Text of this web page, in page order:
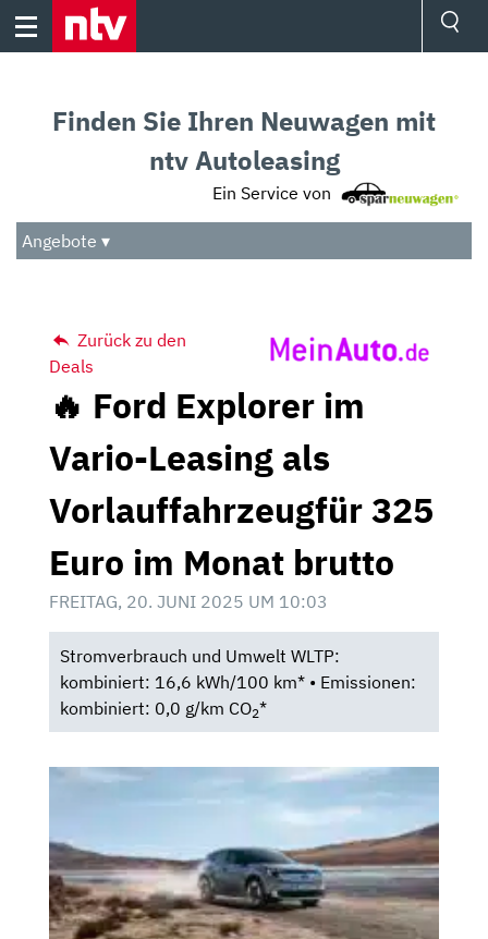
Skip
Audio
Das Beste
Finden Sie Ihren Neuwagen mit
ntv Autoleasing
Ein Service von
Angebote ▾
Zurück zu den
Deals
🔥 Ford Explorer im
Vario-Leasing als
Vorlauffahrzeugfür 325
Euro im Monat brutto
FREITAG, 20. JUNI 2025 UM 10:03
Stromverbrauch und Umwelt WLTP:
kombiniert: 16,6 kWh/100 km* • Emissionen:
kombiniert: 0,0 g/km CO2*